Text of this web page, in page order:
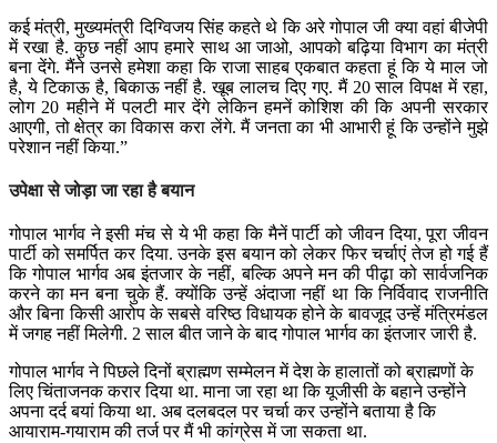
कई मंत्री, मुख्यमंत्री दिग्विजय सिंह कहते थे कि अरे गोपाल जी क्या वहां बीजेपी
में रखा है. कुछ नहीं आप हमारे साथ आ जाओ, आपको बढ़िया विभाग का मंत्री
बना देंगे. मैंने उनसे हमेशा कहा कि राजा साहब एकबात कहता हूं कि ये माल जो
है, ये टिकाऊ है, बिकाऊ नहीं है. खूब लालच दिए गए. मैं 20 साल विपक्ष में रहा,
लोग 20 महीने में पलटी मार देंगे लेकिन हमनें कोशिश की कि अपनी सरकार
आएगी, तो क्षेत्र का विकास करा लेंगे. मैं जनता का भी आभारी हूं कि उन्होंने मुझे
परेशान नहीं किया.”
उपेक्षा से जोड़ा जा रहा है बयान
गोपाल भार्गव ने इसी मंच से ये भी कहा कि मैनें पार्टी को जीवन दिया, पूरा जीवन
पार्टी को समर्पित कर दिया. उनके इस बयान को लेकर फिर चर्चाएं तेज हो गई हैं
कि गोपाल भार्गव अब इंतजार के नहीं, बल्कि अपने मन की पीढ़ा को सार्वजनिक
करने का मन बना चुके हैं. क्योंकि उन्हें अंदाजा नहीं था कि निर्विवाद राजनीति
और बिना किसी आरोप के सबसे वरिष्ठ विधायक होने के बावजूद उन्हें मंत्रिमंडल
में जगह नहीं मिलेगी. 2 साल बीत जाने के बाद गोपाल भार्गव का इंतजार जारी है.
गोपाल भार्गव ने पिछले दिनों ब्राह्मण सम्मेलन में देश के हालातों को ब्राह्मणों के
लिए चिंताजनक करार दिया था. माना जा रहा था कि यूजीसी के बहाने उन्होंने
अपना दर्द बयां किया था. अब दलबदल पर चर्चा कर उन्होंने बताया है कि
आयाराम-गयाराम की तर्ज पर मैं भी कांग्रेस में जा सकता था.